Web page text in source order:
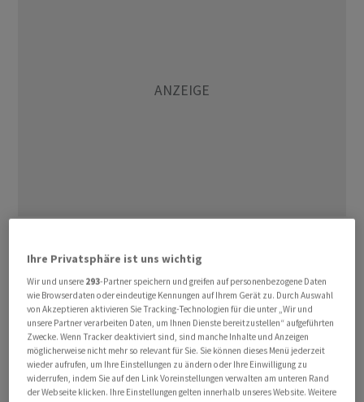
wie viele Wohnungen im vergangenen Jahr tatsächlich
gebaut wurden - voraussichtlich Ende Mai gibt das
Statistische Bundesamt dazu Zahlen bekannt. Die
Bewilligungen sind aber ein wichtiger Indikator der
künftigen Bauaktivität.
Nach Schätzungen des Ifo-Instituts wurden im
Ihre Privatsphäre ist uns wichtig
Wir und unsere 293-Partner speichern und greifen auf personenbezogene Daten
wie Browserdaten oder eindeutige Kennungen auf Ihrem Gerät zu. Durch Auswahl
von Akzeptieren aktivieren Sie Tracking-Technologien für die unter „Wir und
unsere Partner verarbeiten Daten, um Ihnen Dienste bereitzustellen“ aufgeführten
Zwecke. Wenn Tracker deaktiviert sind, sind manche Inhalte und Anzeigen
möglicherweise nicht mehr so relevant für Sie. Sie können dieses Menü jederzeit
wieder aufrufen, um Ihre Einstellungen zu ändern oder Ihre Einwilligung zu
widerrufen, indem Sie auf den Link Voreinstellungen verwalten am unteren Rand
der Webseite klicken. Ihre Einstellungen gelten innerhalb unseres Website. Weitere